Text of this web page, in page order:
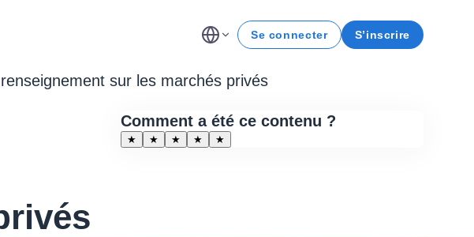
Se connecter S’inscrire
sur les marchés privés
Comment a été ce contenu ?
★ ★ ★ ★ ★